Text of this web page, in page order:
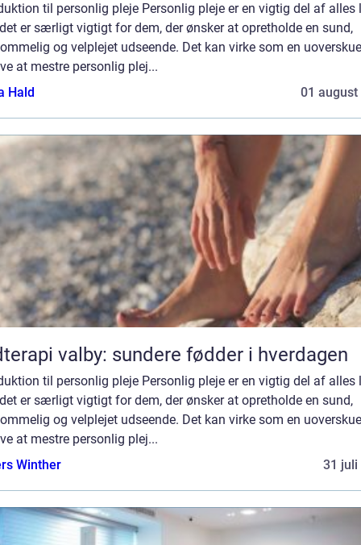
til personlig pleje Personlig pleje er en vigtig del af alles
er særligt vigtigt for dem, der ønsker at opretholde en sund,
og velplejet udseende. Det kan virke som en
at mestre personlig plej...
Hald
01 august
valby: sundere fødder i hverdagen
til personlig pleje Personlig pleje er en vigtig del af alles
er særligt vigtigt for dem, der ønsker at opretholde en sund,
og velplejet udseende. Det kan virke som en
at mestre personlig plej...
Winther
31 juli